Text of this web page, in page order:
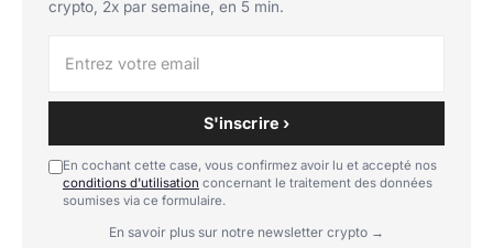
crypto, 2x par semaine, en 5 min.
S'inscrire ›
En cochant cette case, vous confirmez avoir lu et accepté nos
conditions d'utilisation concernant le traitement des données
soumises via ce formulaire.
En savoir plus sur notre newsletter crypto →